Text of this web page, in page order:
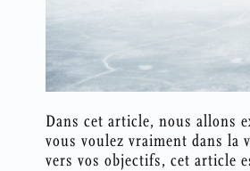
Dans cet article, nous allons
vous voulez vraiment dans la
vers vos objectifs, cet article